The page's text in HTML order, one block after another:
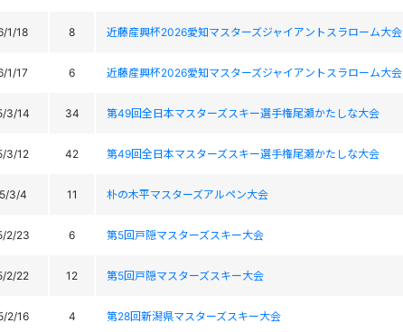
1/18 8 近藤産興杯2026愛知マスターズジャイアントスラローム大会
1/17 6 近藤産興杯2026愛知マスターズジャイアントスラローム大会
3/14 34 第49回全日本マスターズスキー選手権尾瀬かたしな大会
3/12 42 第49回全日本マスターズスキー選手権尾瀬かたしな大会
3/4 11 朴の木平マスターズアルペン大会
2/23 6 第5回戸隠マスターズスキー大会
2/22 12 第5回戸隠マスターズスキー大会
2/16 4 第28回新潟県マスターズスキー大会